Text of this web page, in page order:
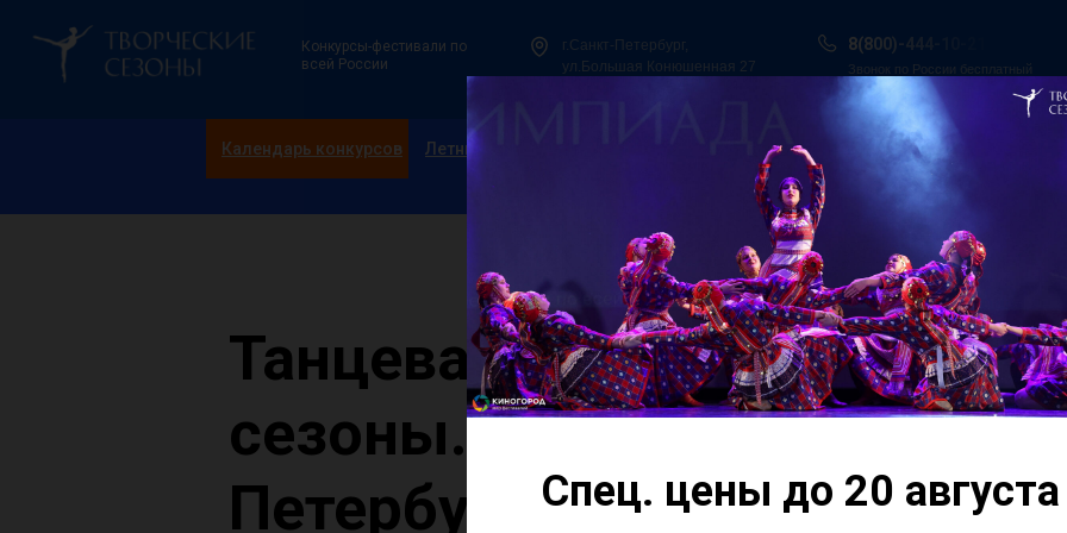
Конкурсы-фестивали по
всей России
Звонок по России бесплатный
г.Санкт-Петербург,
ул.Большая Конюшенная 27
8(800)-444-10-21
Календарь конкурсов
Итоги конкурсов
Всероссийская танцевальная Олимпиада
Летние смены в Сочи
Танцевальные
сезоны.
Петербург
28 февраля Санкт-
танца в рамках IV
хореографического
"Танцевальные
Этот фестиваль,
Спец. цены до 20 августа